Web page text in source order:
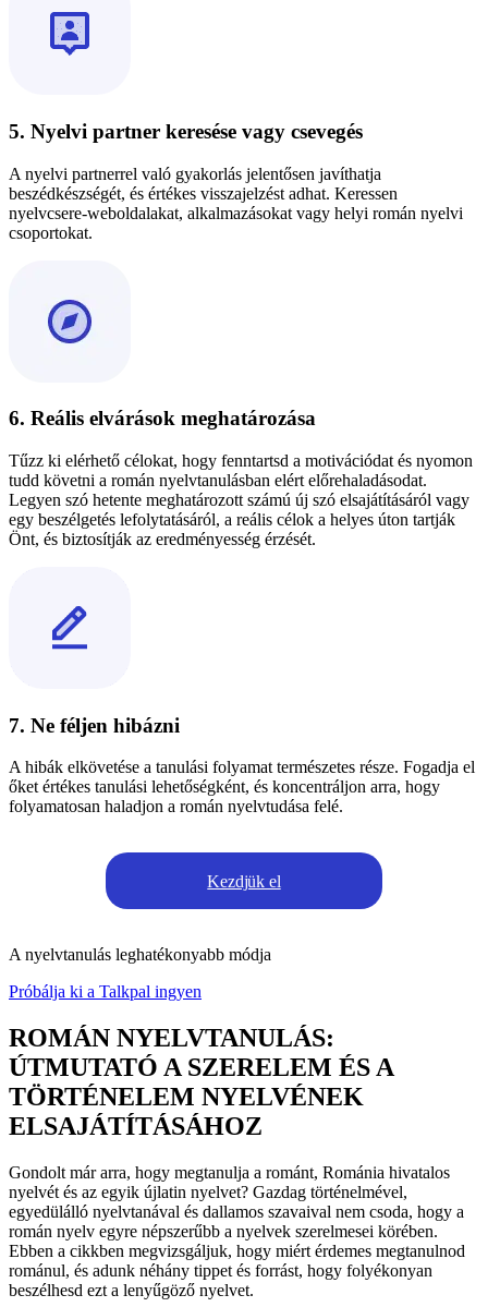
5. Nyelvi partner keresése vagy csevegés
A nyelvi partnerrel való gyakorlás jelentősen javíthatja
beszédkészségét, és értékes visszajelzést adhat. Keressen
nyelvcsere-weboldalakat, alkalmazásokat vagy helyi román nyelvi
csoportokat.
6. Reális elvárások meghatározása
Tűzz ki elérhető célokat, hogy fenntartsd a motivációdat és nyomon
tudd követni a román nyelvtanulásban elért előrehaladásodat.
Legyen szó hetente meghatározott számú új szó elsajátításáról vagy
egy beszélgetés lefolytatásáról, a reális célok a helyes úton tartják
Önt, és biztosítják az eredményesség érzését.
7. Ne féljen hibázni
A hibák elkövetése a tanulási folyamat természetes része. Fogadja el
őket értékes tanulási lehetőségként, és koncentráljon arra, hogy
folyamatosan haladjon a román nyelvtudása felé.
Kezdjük el
A nyelvtanulás leghatékonyabb módja
Próbálja ki a Talkpal ingyen
ROMÁN NYELVTANULÁS:
ÚTMUTATÓ A SZERELEM ÉS A
TÖRTÉNELEM NYELVÉNEK
ELSAJÁTÍTÁSÁHOZ
Gondolt már arra, hogy megtanulja a románt, Románia hivatalos
nyelvét és az egyik újlatin nyelvet? Gazdag történelmével,
egyedülálló nyelvtanával és dallamos szavaival nem csoda, hogy a
román nyelv egyre népszerűbb a nyelvek szerelmesei körében.
Ebben a cikkben megvizsgáljuk, hogy miért érdemes megtanulnod
románul, és adunk néhány tippet és forrást, hogy folyékonyan
beszélhesd ezt a lenyűgöző nyelvet.